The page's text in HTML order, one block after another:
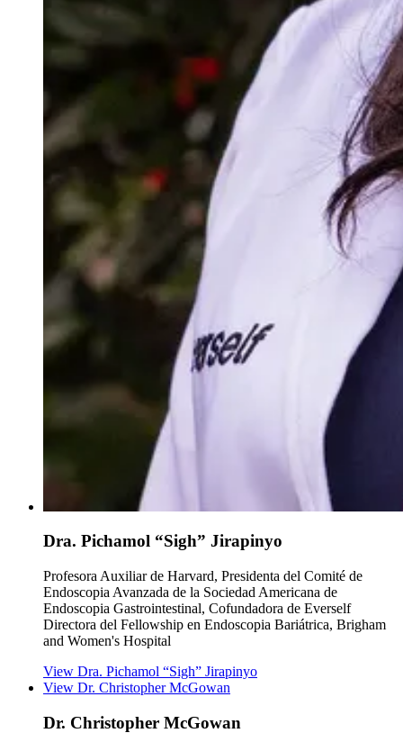
Dra. Pichamol “Sigh” Jirapinyo
Profesora Auxiliar de Harvard, Presidenta del Comité de
Endoscopia Avanzada de la Sociedad Americana de
Endoscopia Gastrointestinal, Cofundadora de Everself
Directora del Fellowship en Endoscopia Bariátrica, Brigham
and Women's Hospital
View Dra. Pichamol “Sigh” Jirapinyo
View Dr. Christopher McGowan
Dr. Christopher McGowan